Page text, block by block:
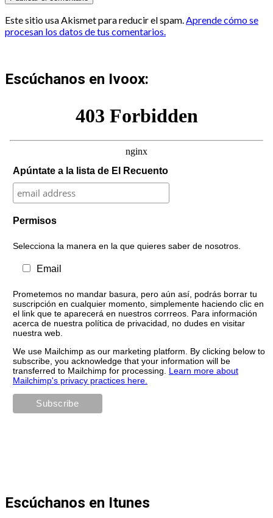
Este sitio usa Akismet para reducir el spam.Aprende cómo se
procesan los datos de tus comentarios.
Escúchanos en Ivoox:
Apúntate a la lista de El Recuento
Permisos
Selecciona la manera en la que quieres saber de nosotros.
Email
Prometemos no mandar basura, pero aún así, podrás borrar tu
suscripción en cualquier momento, simplemente haciendo clic en
el link que te aparecerá en nuestros corrreos. Para información
acerca de nuestra política de privacidad, no dudes en visitar
nuestra web.
We use Mailchimp as our marketing platform. By clicking below to
subscribe, you acknowledge that your information will be
transferred to Mailchimp for processing. Learn more about
Mailchimp's privacy practices here.
Escúchanos en Itunes